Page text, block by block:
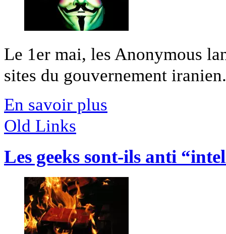
Le 1er mai, les Anonymous
sites du gouvernement
En savoir plus
Old Links
Les geeks sont-ils anti